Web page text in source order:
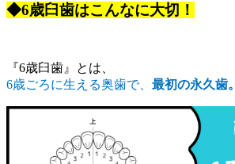
◆6歳臼歯はこんなに大切！
『6歳臼歯』とは、
6歳ごろに生える奥歯で、 最初の永久歯。